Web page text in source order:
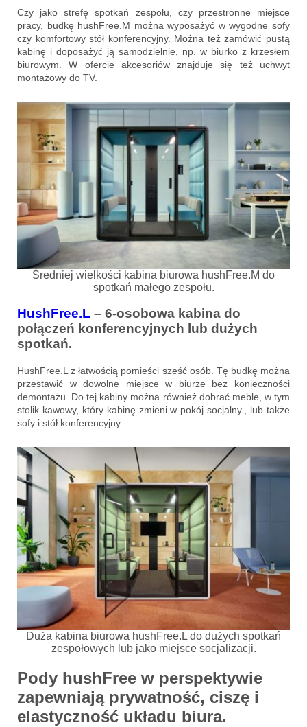
Czy jako strefę spotkań zespołu, czy przestronne miejsce
pracy, budkę hushFree.M można wyposażyć w wygodne sofy
czy komfortowy stół konferencyjny. Można też zamówić pustą
kabinę i doposażyć ją samodzielnie, np. w biurko z krzesłem
biurowym. W ofercie akcesoriów znajduje się też uchwyt
montażowy do TV.
Średniej wielkości kabina biurowa hushFree.M do
spotkań małego zespołu.
HushFree.L – 6-osobowa kabina do
połączeń konferencyjnych lub dużych
spotkań.
HushFree.L z łatwością pomieści sześć osób. Tę budkę można
przestawić w dowolne miejsce w biurze bez konieczności
demontażu. Do tej kabiny można również dobrać meble, w tym
stolik kawowy, który kabinę zmieni w pokój socjalny., lub także
sofy i stół konferencyjny.
Duża kabina biurowa hushFree.L do dużych spotkań
zespołowych lub jako miejsce socjalizacji.
Pody hushFree w perspektywie
zapewniają prywatność, ciszę i
elastyczność układu biura.